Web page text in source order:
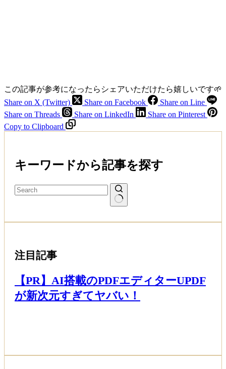
この記事が参考になったらシェアいただけたら嬉しいです🌱
Share on X (Twitter)
Share on Facebook
Share on Line
Share on Threads
Share on LinkedIn
Share on Pinterest
Copy to Clipboard
キーワードから記事を探す
注目記事
【PR】AI搭載のPDFエディターUPDF
が新次元すぎてヤバい！